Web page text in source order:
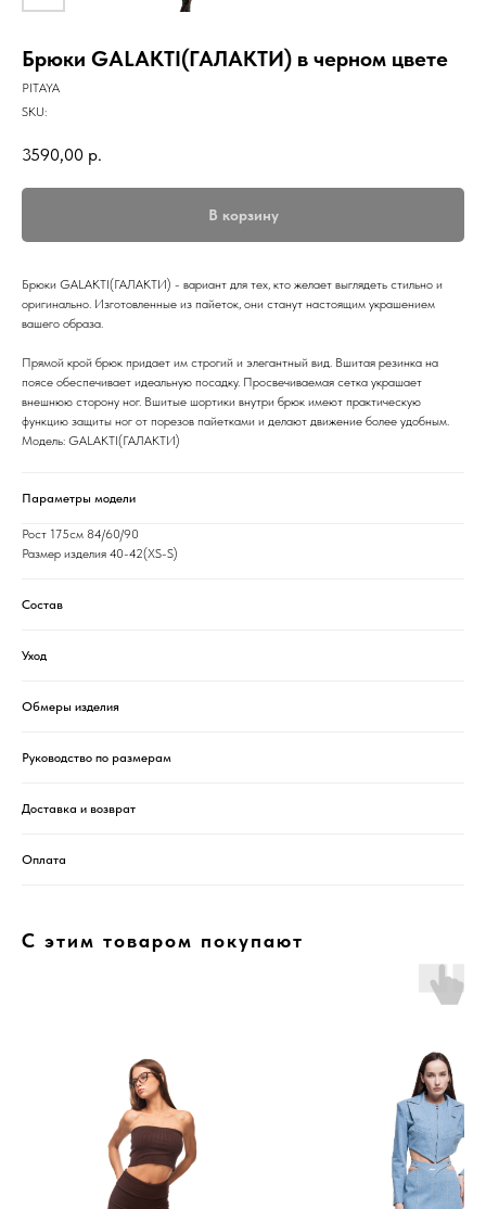
Брюки GALAKTI(ГАЛАКТИ) в черном цвете
PITAYA
SKU:
3590,00 р.
В корзину
Брюки GALAKTI(ГАЛАКТИ) - вариант для тех, кто желает выглядеть стильно и
оригинально. Изготовленные из пайеток, они станут настоящим украшением
вашего образа.
Прямой крой брюк придает им строгий и элегантный вид. Вшитая резинка на
поясе обеспечивает идеальную посадку. Просвечиваемая сетка украшает
внешнюю сторону ног. Вшитые шортики внутри брюк имеют практическую
функцию защиты ног от порезов пайетками и делают движение более удобным.
Модель: GALAKTI(ГАЛАКТИ)
Параметры модели
Рост 175см 84/60/90
Размер изделия 40-42(XS-S)
Состав
Уход
Обмеры изделия
Руководство по размерам
Доставка и возврат
Оплата
С этим товаром покупают